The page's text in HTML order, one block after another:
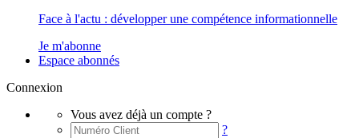
Face à l'actu : développer une compétence informationnelle
Je m'abonne
Espace abonnés
Connexion
Vous avez déjà un compte ?
?